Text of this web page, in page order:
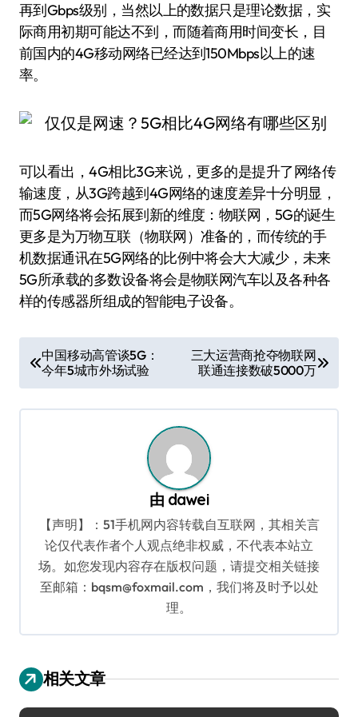
再到Gbps级别，当然以上的数据只是理论数据，实
际商用初期可能达不到，而随着商用时间变长，目
前国内的4G移动网络已经达到150Mbps以上的速
率。
可以看出，4G相比3G来说，更多的是提升了网络传
输速度，从3G跨越到4G网络的速度差异十分明显，
而5G网络将会拓展到新的维度：物联网，5G的诞生
更多是为万物互联（物联网）准备的，而传统的手
机数据通讯在5G网络的比例中将会大大减少，未来
5G所承载的多数设备将会是物联网汽车以及各种各
样的传感器所组成的智能电子设备。
章
导
中国移动高管谈5G：
今年5城市外场试验
三大运营商抢夺物联网
联通连接数破5000万
由 dawei
【声明】：51手机网内容转载自互联网，其相关言
论仅代表作者个人观点绝非权威，不代表本站立
场。如您发现内容存在版权问题，请提交相关链接
至邮箱：bqsm@foxmail.com，我们将及时予以处
理。
相关文章